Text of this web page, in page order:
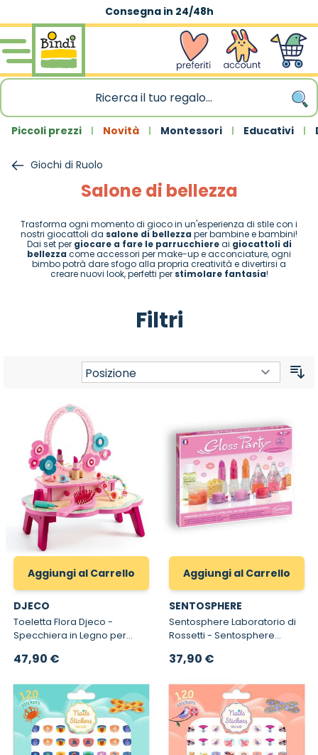
Consegna in 24/48h
Salta al contenuto
wishlist Account Carrello
Piccoli prezzi Novità Montessori Educativi
Giochi di Ruolo
Salone di bellezza
Trasforma ogni momento di gioco in un'esperienza di stile con i
nostri giocattoli da salone di bellezza per bambine e bambini!
Dai set per giocare a fare le parrucchiereai giocattoli di
bellezza come accessori per make-up e acconciature, ogni
bimbo potrà dare sfogo alla propria creatività e divertirsi a
creare nuovi look, perfetti per stimolare fantasia!
Filtri
Aggiungi al Carrello
DJECO
Toeletta Flora Djeco -
Specchiera in Legno per
47,90 €
Aggiungi al Carrello
SENTOSPHERE
Sentosphere Laboratorio di
Rossetti - Sentosphere
37,90 €